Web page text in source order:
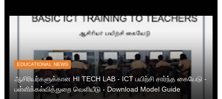
EDUCATIONAL NEWS
ஆசிரியர்களுக்கான HI TECH LAB - ICT பயிற்சி சார்ந்த கையேடு -
பள்ளிக்கல்வித்துறை வெளியீடு - Download Model Guide